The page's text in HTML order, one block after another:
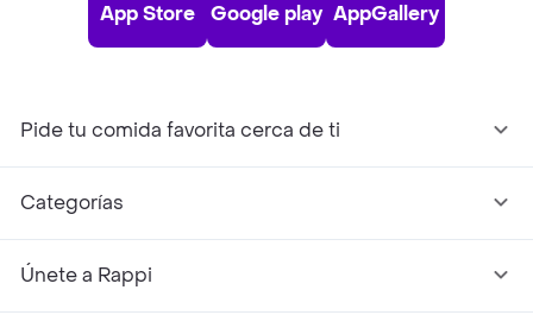
App Store Google play AppGallery
Pide tu comida favorita cerca de ti
Categorías
Únete a Rappi